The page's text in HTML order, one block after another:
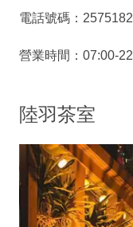
電話號碼：
營業時間：07:00-
陸羽茶室